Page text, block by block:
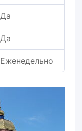
Да
Да
Еженедельно